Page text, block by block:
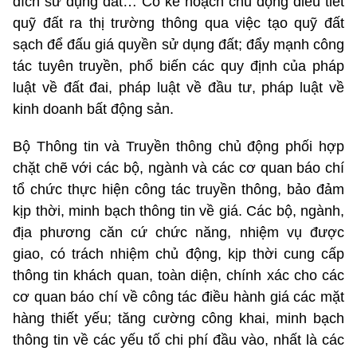
quỹ đất ra thị trường thông qua việc tạo quỹ đất
sạch để đấu giá quyền sử dụng đất; đẩy mạnh công
tác tuyên truyền, phổ biến các quy định của pháp
luật về đất đai, pháp luật về đầu tư, pháp luật về
kinh doanh bất động sản.
Bộ Thông tin và Truyền thông chủ động phối hợp
chặt chẽ với các bộ, ngành và các cơ quan báo chí
tổ chức thực hiện công tác truyền thông, bảo đảm
kịp thời, minh bạch thông tin về giá. Các bộ, ngành,
địa phương căn cứ chức năng, nhiệm vụ được
giao, có trách nhiệm chủ động, kịp thời cung cấp
thông tin khách quan, toàn diện, chính xác cho các
cơ quan báo chí về công tác điều hành giá các mặt
hàng thiết yếu; tăng cường công khai, minh bạch
thông tin về các yếu tố chi phí đầu vào, nhất là các